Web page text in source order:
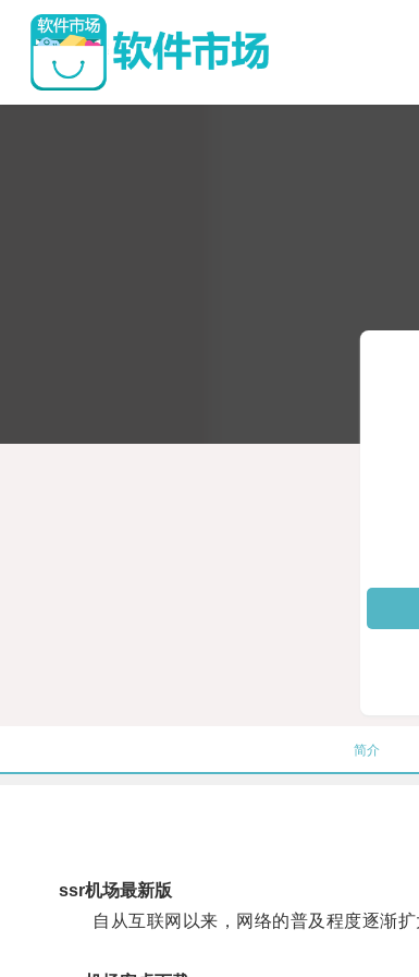
简介
ssr机场最新版
自从互联网以来，网络的普及程度逐渐扩